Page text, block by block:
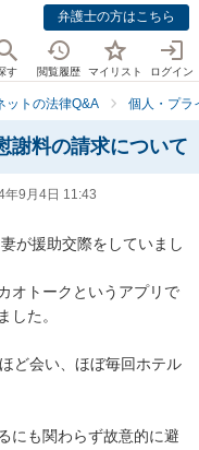
弁護士の方はこちら
す 閲覧履歴 マイリスト ログイン
ットの法律Q&A 個人・プラ
謝料の請求について
年9月4日 11:43
が援助交際をしていまし
オトークというアプリで
した。
ど会い、ほぼ毎回ホテル
にも関わらず故意的に避